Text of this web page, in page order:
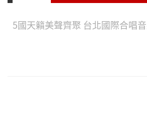
5國天籟美聲齊聚 台北國際合唱